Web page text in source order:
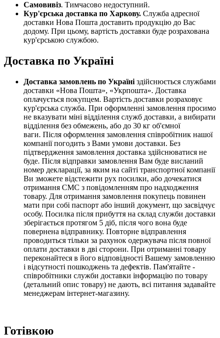
Самовивіз. Тимчасово недоступний.
Кур'єрська доставка по Харкову. Служба адресної
доставки Нова Пошта доставить продукцію до Вас
додому. При цьому, вартість доставки буде розрахована
кур'єрською службою.
Доставка по Україні
Доставка замовлень по Україні здійснюється службами
доставки «Нова Пошта», «Укрпошта». Доставка
оплачується покупцем. Вартість доставки розраховує
кур'єрська служба. При оформленні замовлення просимо
не вказувати міні відділення служб доставки, а вибирати
відділення без обмежень, або до 30 кг об'ємної
ваги. Після оформлення замовлення співробітник нашої
компанії погодить з Вами умови доставки. Без
підтвердження замовлення доставка здійснюватися не
буде. Після відправки замовлення Вам буде висланий
номер декларації, за яким на сайті транспортної компанії
Ви зможете відстежити рух посилки, або дочекатися
отримання СМС з повідомленням про надходження
товару. Для отримання замовлення покупець повинен
мати при собі паспорт або інший документ, що засвідчує
особу. Посилка після прибуття на склад служби доставки
зберігається протягом 5 діб, після чого вона буде
повернена відправнику. Повторне відправлення
проводиться тільки за рахунок одержувача після повної
оплати доставки в дві сторони. При отриманні товару
переконайтеся в його відповідності Вашему замовленню
і відсутності пошкоджень та дефектів. Пам'ятайте -
співробітники служби доставки інформацію по товару
(детальний опис товару) не дають, всі питання задавайте
менеджерам інтернет-магазину.
Готівкою